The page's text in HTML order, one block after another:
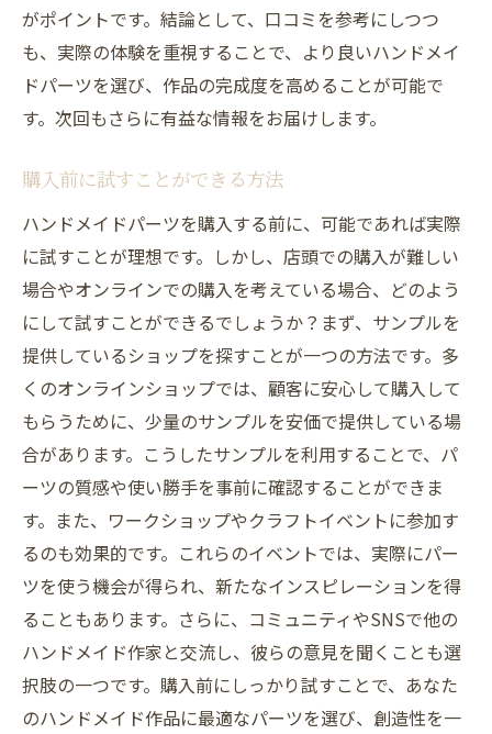
がポイントです。結論として、口コミを参考にしつつ
も、実際の体験を重視することで、より良いハンドメイ
ドパーツを選び、作品の完成度を高めることが可能で
す。次回もさらに有益な情報をお届けします。
購入前に試すことができる方法
ハンドメイドパーツを購入する前に、可能であれば実際
に試すことが理想です。しかし、店頭での購入が難しい
場合やオンラインでの購入を考えている場合、どのよう
にして試すことができるでしょうか？まず、サンプルを
提供しているショップを探すことが一つの方法です。多
くのオンラインショップでは、顧客に安心して購入して
もらうために、少量のサンプルを安価で提供している場
合があります。こうしたサンプルを利用することで、パ
ーツの質感や使い勝手を事前に確認することができま
す。また、ワークショップやクラフトイベントに参加す
るのも効果的です。これらのイベントでは、実際にパー
ツを使う機会が得られ、新たなインスピレーションを得
ることもあります。さらに、コミュニティやSNSで他の
ハンドメイド作家と交流し、彼らの意見を聞くことも選
択肢の一つです。購入前にしっかり試すことで、あなた
のハンドメイド作品に最適なパーツを選び、創造性を一